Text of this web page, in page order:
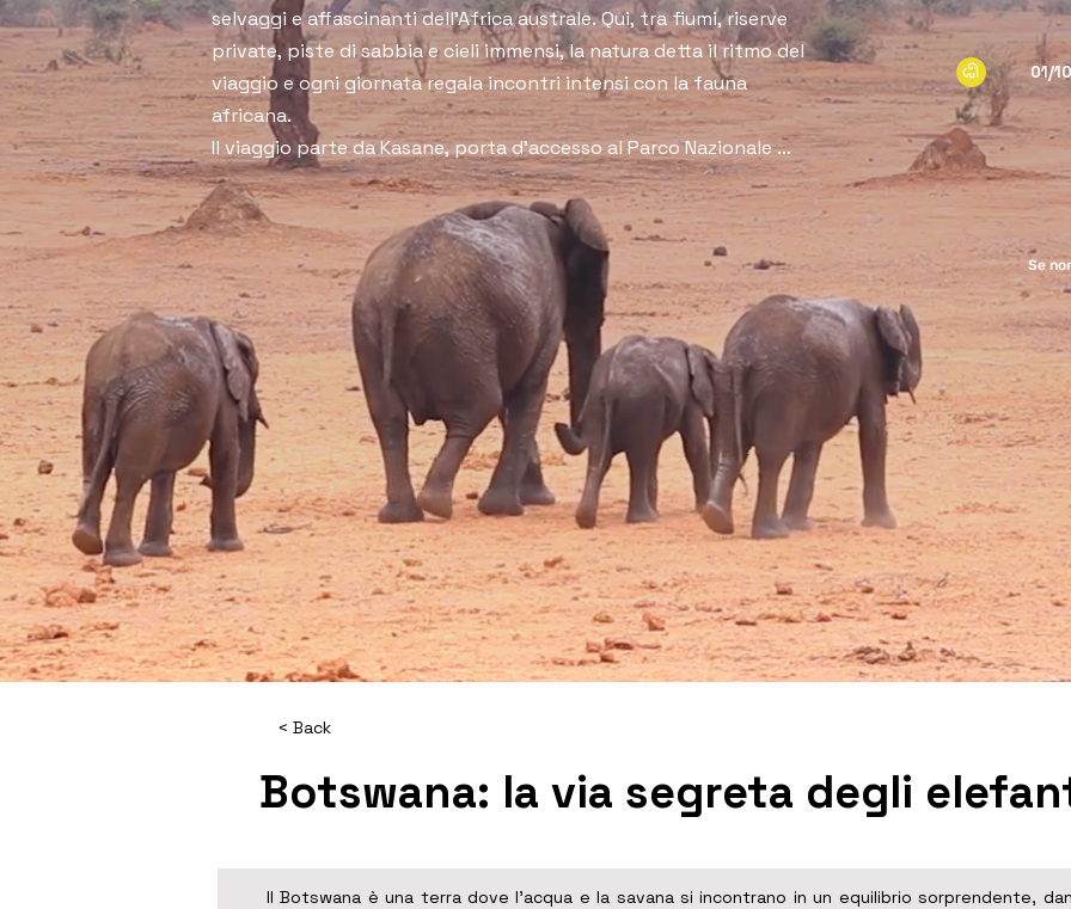
01/
Se
selvaggi e affascinanti dell’Africa australe. Qui, tra fiumi, riserve
private, piste di sabbia e cieli immensi, la natura detta il ritmo del
viaggio e ogni giornata regala incontri intensi con la fauna
africana.
Il viaggio parte da Kasane, porta d’accesso al Parco Nazionale
Chobe, dove il grande fiume attira elefanti, ippopotami, bufali,
antilopi e numerosi uccelli. La crociera al tramonto e i primi safari
lungo le rive del Chobe introducono subito alla potenza e alla
bellezza della vita selvatica.
Il cuore del percorso si sposta poi verso la Chobe Forest Reserve
e la regione di Savuti, tra piste remote, pozze d’acqua e campi
mobili immersi nel bush. Qui i safari all’alba e al tramonto
seguono le tracce di leoni, elefanti e predatori, mentre le colline
dei Boscimani raccontano una presenza umana antichissima
attraverso dipinti rupestri carichi di memoria.
Attraversando le aree orientali della Moremi si raggiunge infine la
Khwai Private Reserve, uno degli ambienti più ricchi e suggestivi
del Botswana. Tra safari via terra, possibili attività sull’acqua,
cene sotto le stelle e notti in tenda, il viaggio rivela l’anima più
autentica del bush africano: un’esperienza intensa e completa,
dove comfort, avventura e natura selvaggia si fondono in un
Il Botswana è una terra dove l’acqua e la savana si incontrano in un equilibrio sorprendente,
< Back
Botswana: la via segreta degli